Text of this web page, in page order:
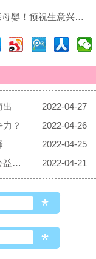
下一章:热烈庆祝湖北十堰裴小姐加盟爱亲母婴！预祝生意兴隆！
出
2022-04-27
？
2022-04-26
2022-04-25
爱亲母婴保障产品质量同时积极参加公益事业诚信经营
2022-04-21
*
*